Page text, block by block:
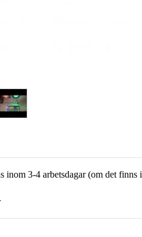
inom 3-4 arbetsdagar (om det finns i